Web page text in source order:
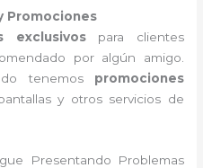
Promociones
exclusivospara clientes
por algún amigo.
tenemos promociones
y otros servicios de
Presentando Problemas